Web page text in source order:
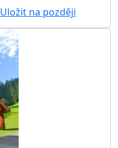
Uložit na později